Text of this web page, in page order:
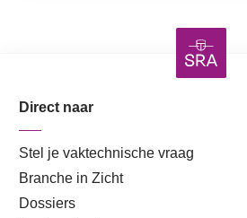
Direct naar
Stel je vaktechnische vraag
Branche in Zicht
Dossiers